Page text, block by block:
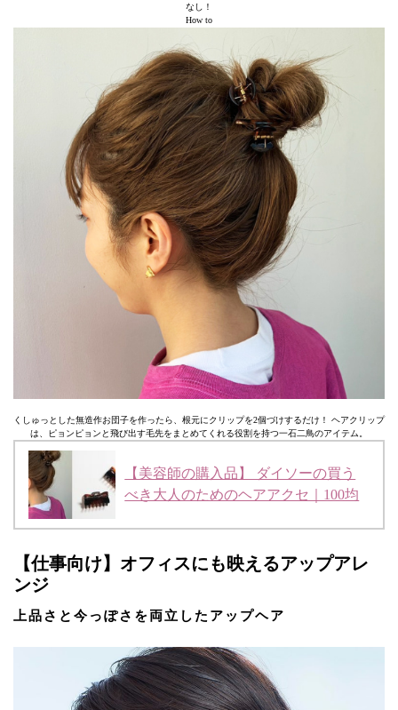
なし！
How to
くしゅっとした無造作お団子を作ったら、根元にクリップを2個づけするだけ！ ヘアクリップ
は、ピョンピョンと飛び出す毛先をまとめてくれる役割を持つ一石二鳥のアイテム。
【美容師の購入品】 ダイソーの買う
べき大人のためのヘアアクセ｜100均
【仕事向け】オフィスにも映えるアップアレ
ンジ
上品さと今っぽさを両立したアップヘア